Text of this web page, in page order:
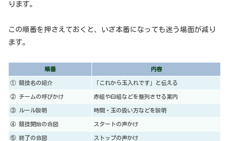
ります。
この順番を押さえておくと、いざ本番になっても迷う場面が減り
ます。
順番 内容
① 競技名の紹介 「これから玉入れです」と伝える
② チームの呼びかけ 赤組や白組などを整列させる案内
③ ルール説明 時間・玉の扱い方などを説明
④ 競技開始の合図 スタートの声かけ
⑤ 終了の合図 ストップの声かけ